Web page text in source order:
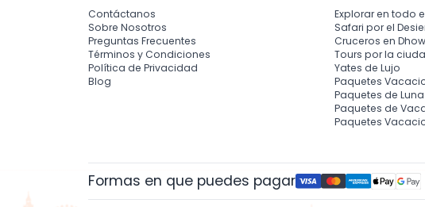
Contáctanos
Sobre Nosotros
Preguntas Frecuentes
Términos y Condiciones
Política de Privacidad
Blog
Explorar en todo
Safari por el
Cruceros en Dhow
Tours por la
Yates de Lujo
Paquetes
Paquetes de
Paquetes de
Paquetes
Formas en que puedes pagar